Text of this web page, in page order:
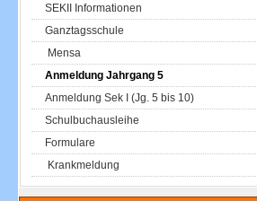
SEKII Informationen
Ganztagsschule
Mensa
Anmeldung Jahrgang 5
Anmeldung Sek I (Jg. 5 bis 10)
Schulbuchausleihe
Formulare
Krankmeldung